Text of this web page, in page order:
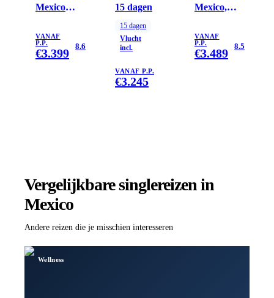
Mexico
VANAF
P.P.
€3.399 8.6
15 dagen
15 dagen
Vlucht
incl.
VANAF P.P.
€3.245
Mexico,
en
Honduras
VANAF
P.P.
€3.489 8.5
Vergelijkbare singlereizen in
Mexico
Andere reizen die je misschien interesseren
Wellness